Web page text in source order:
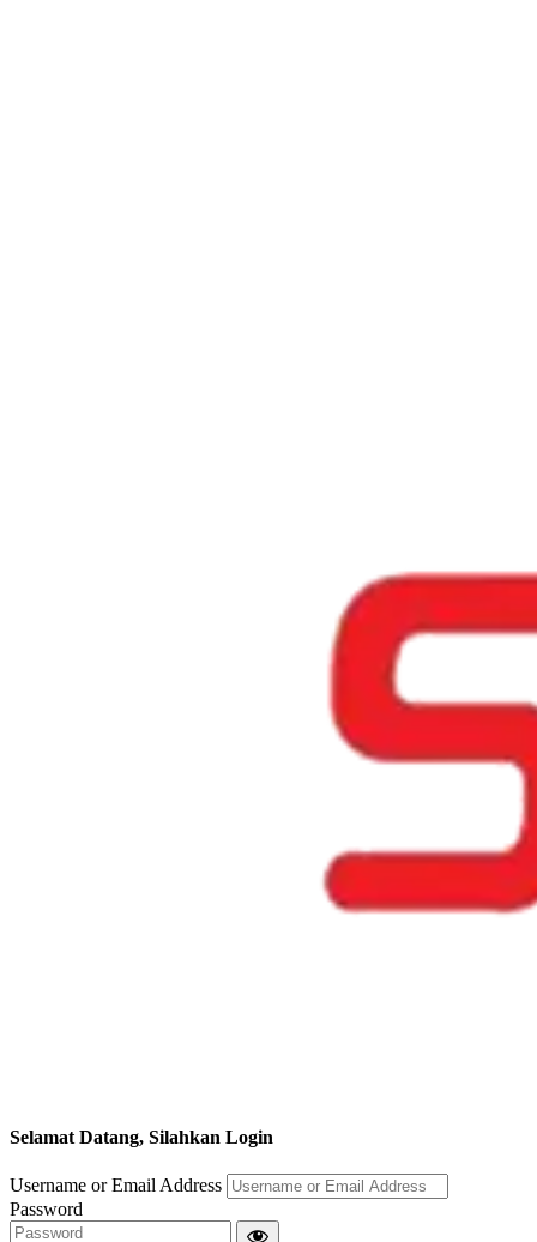
Selamat Datang, Silahkan Login
Username or Email Address
Password